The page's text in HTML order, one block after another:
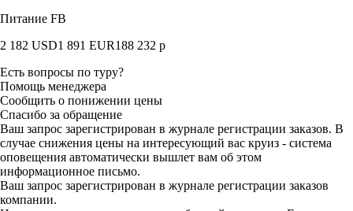
Питание FB
2 182 USD1 891 EUR188 232 р
Есть вопросы по туру?
Помощь менеджера
Сообщить о понижении цены
Спасибо за обращение
Ваш запрос зарегистрирован в журнале регистрации заказов. В
случае снижения цены на интересующий вас круиз - система
оповещения автоматически вышлет вам об этом
информационное письмо.
Ваш запрос зарегистрирован в журнале регистрации заказов
компании.